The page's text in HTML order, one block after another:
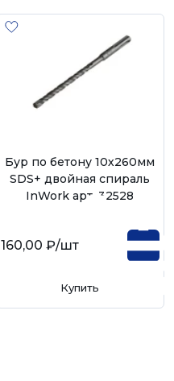
Бур по бетону 10х260мм
SDS+ двойная спираль
InWork арт. 32528
160,00 ₽/шт
Купить